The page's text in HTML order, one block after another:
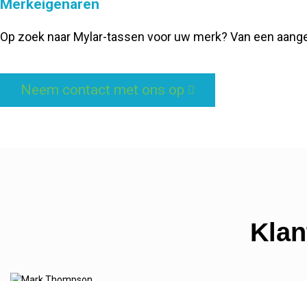
Merkeigenaren
Op zoek naar Mylar-tassen voor uw merk? Van een
Neem contact met ons op